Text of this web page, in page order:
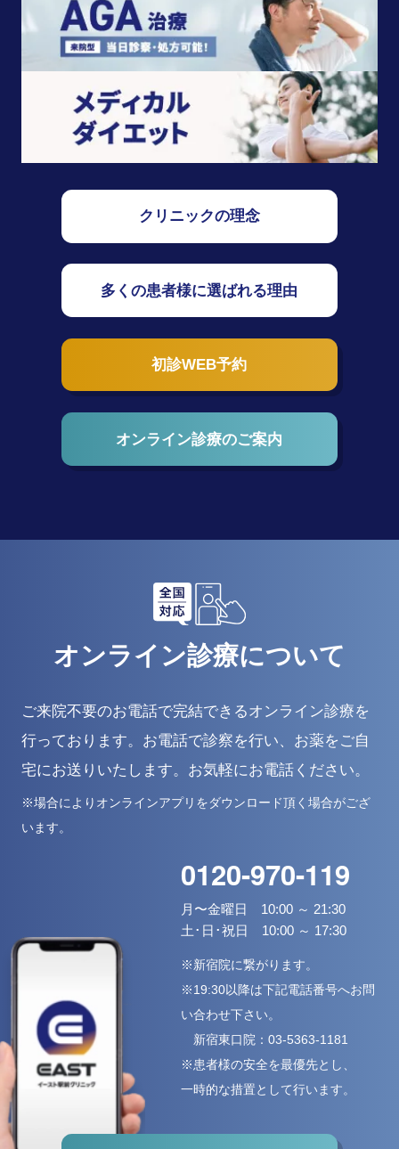
クリニックの理念
多くの患者様に選ばれる理由
初診WEB予約
オンライン診療のご案内
オンライン診療について
ご来院不要のお電話で完結できるオンライン診療を
行っております。 お電話で診察を行い、お薬をご自
宅にお送りいたします。お気軽にお電話ください。
※場合によりオンラインアプリをダウンロード頂く場合がござ
います。
0120-970-119
月〜金曜日 10:00 ～ 21:30
土･日･祝日 10:00 ～ 17:30
※新宿院に繋がります。
※19:30以降は下記電話番号へお問
い合わせ下さい。
新宿東口院： 03-5363-1181
※患者様の安全を最優先とし、
一時的な措置として行います。